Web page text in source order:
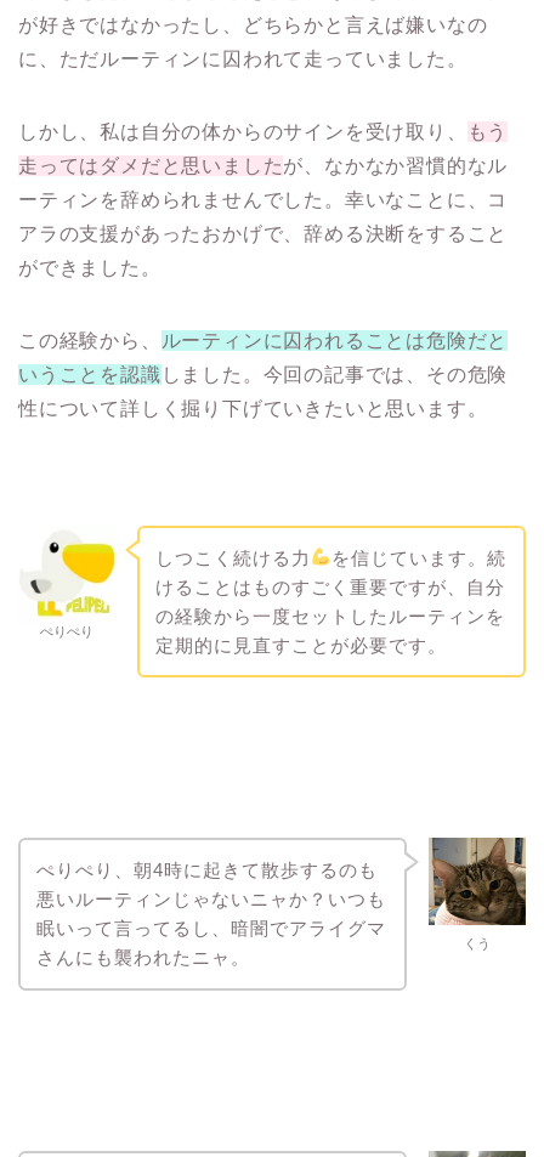
が好きではなかったし、どちらかと言えば嫌いなの
に、ただルーティンに囚われて走っていました。
しかし、私は自分の体からのサインを受け取り、
もう
走ってはダメだと思いましたが、なかなか習慣的なル
ーティンを辞められませんでした。幸いなことに、コ
アラの支援があったおかげで、辞める決断をすること
ができました。
この経験から、 ルーティンに囚われることは危険だと
いうことを認識 しました。今回の記事では、その危険
性について詳しく掘り下げていきたいと思います。
ぺりぺり
しつこく続ける力
を信じています。続
けることはものすごく重要ですが、自分
の経験から一度セットしたルーティンを
定期的に見直すことが必要です。
くう
ぺりぺり、朝4時に起きて散歩するのも
悪いルーティンじゃないニャか？いつも
眠いって言ってるし、暗闇でアライグマ
さんにも襲われたニャ。